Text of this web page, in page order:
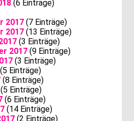
(6 Einträge)
2017 (7 Einträge)
2017 (13 Einträge)
(3 Einträge)
2017 (9 Einträge)
(3 Einträge)
(5 Einträge)
(8 Einträge)
(5 Einträge)
(6 Einträge)
(14 Einträge)
(2 Einträge)